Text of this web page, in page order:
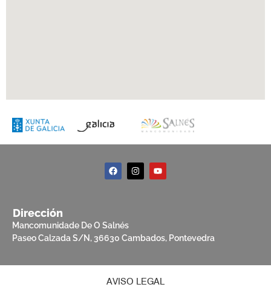
Dirección
Mancomunidade De O Salnés
Paseo Calzada S/N, 36630 Cambados, Pontevedra
AVISO LEGAL